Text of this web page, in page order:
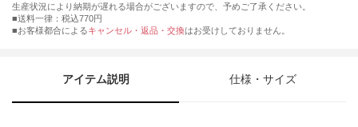
生産状況により納期が遅れる場合がございますので、予めご了承ください。
■送料一律：税込770円
■お客様都合によるキャンセル・返品・交換はお受けしておりません。
アイテム説明 仕様・サイズ